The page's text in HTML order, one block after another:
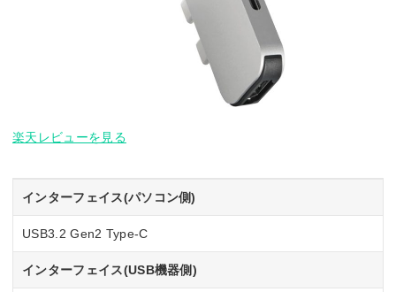
楽天レビューを見る
インターフェイス(パソコン側)
USB3.2 Gen2 Type-C
インターフェイス(USB機器側)